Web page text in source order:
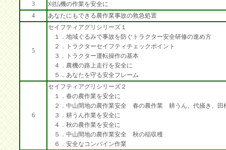
3
刈払機の作業を安全に
4
あなたにもできる農作業事故の救急処置
5
セイフティアグリシリーズ１
１．地域ぐるみで事故を防ぐトラクター安全研修の進め方
２．トラクターセイフティチェックポイント
３．トラクター運転操作の基本
４．農機の路上走行を安全に
５．あなたを守る安全フレーム
6
セイフティアグリシリーズ２
１．春の農作業を安全に
２．中山間地の農作業安全 春の農作業 耕うん、代掻き、田
３．耕うん作業を安全に
４．秋の農作業を安全に
５．中山間地の農作業安全 秋の稲収穫
６．安全なコンバイン作業